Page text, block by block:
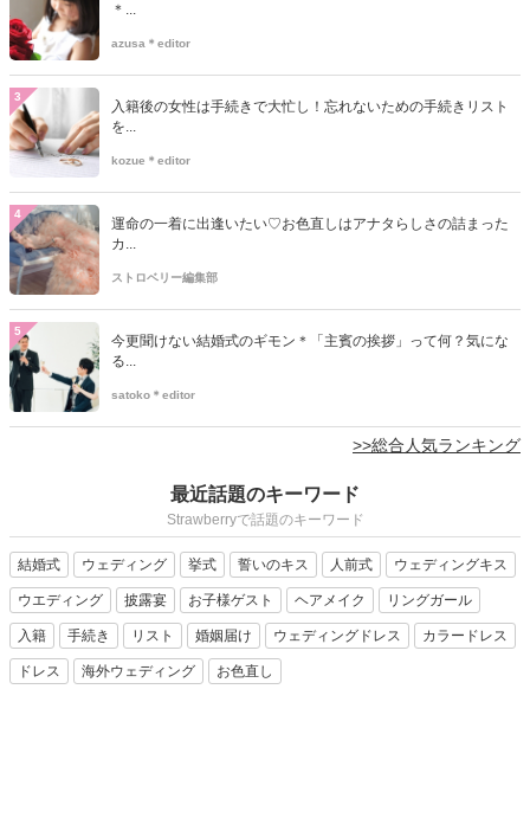
＊...
azusa＊editor
3
入籍後の女性は手続きで大忙し！忘れないための手続きリスト
を...
kozue＊editor
4
運命の一着に出逢いたい♡お色直しはアナタらしさの詰まった
カ...
ストロベリー編集部
5
今更聞けない結婚式のギモン＊「主賓の挨拶」って何？気にな
る...
satoko＊editor
>>総合人気ランキング
最近話題のキーワード
Strawberryで話題のキーワード
結婚式 ウェディング 挙式 誓いのキス 人前式 ウェディングキス
ウエディング 披露宴 お子様ゲスト ヘアメイク リングガール
入籍 手続き リスト 婚姻届け ウェディングドレス カラードレス
ドレス 海外ウェディング お色直し